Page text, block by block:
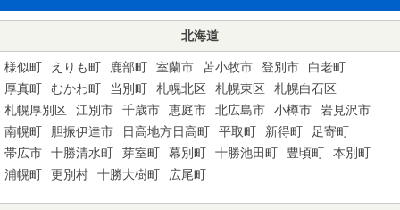
北海道
様似町 えりも町 鹿部町 室蘭市 苫小牧市 登別市
白老町
厚真町
むかわ町 当別町 札幌北区 札幌東区
札幌白石区
札幌厚別区
江別市 千歳市 恵庭市 北広島市 小樽市
岩見沢市
南幌町
胆振伊達市 日高地方日高町 平取町 新得町
足寄町
帯広市
十勝清水町 芽室町 幕別町 十勝池田町 豊頃町
本別町
浦幌町
更別村 十勝大樹町 広尾町